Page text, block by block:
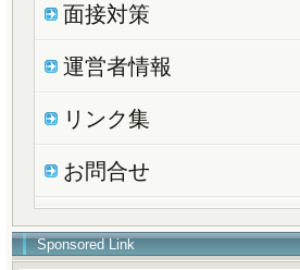
面接対策
運営者情報
リンク集
お問合せ
Sponsored Link